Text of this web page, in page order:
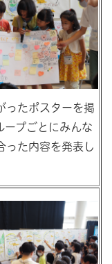
ったポスターを掲
ープごとにみんな
った内容を発表し